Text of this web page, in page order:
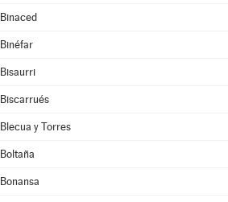
Binaced
Binéfar
Bisaurri
Biscarrués
Blecua y Torres
Boltaña
Bonansa